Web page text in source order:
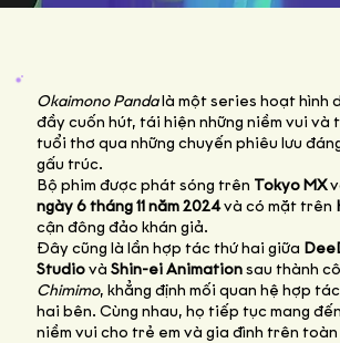
Okaimono Pandalà một series hoạt hình
đầy cuốn hút, tái hiện những niềm vui và
tuổi thơ qua những chuyến phiêu lưu
gấu trúc.
Bộ phim được phát sóng trên Tokyo MX
ngày 6 tháng 11 năm 2024và có mặt trên
cận đông đảo khán giả.
Đây cũng là lần hợp tác thứ hai giữa
Studio vàShin-ei Animation sau thành
Chimimo, khẳng định mối quan hệ hợp
hai bên. Cùng nhau, họ tiếp tục mang
niềm vui cho trẻ em và gia đình trên